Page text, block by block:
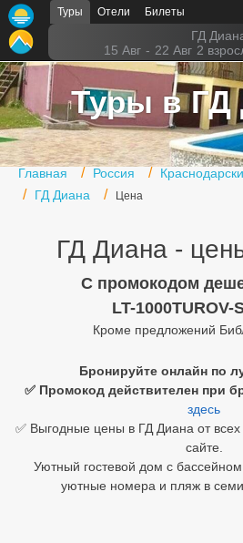
Туры Отели Билеты
ГД
15 Авг - 22 Авг 2
Туры в ГД
Главная Россия
ГД Диана
Цена
ГД Диана -
C промокодом
LT-1000TUROV-
Кроме предложений
Бронируйте онлайн по
✅ Промокод действителен при
здесь
✅ Выгодные цены в ГД Диана от
сайте.
Уютный гостевой дом с
уютные номера и пляж в семи
Главная
Горящие туры
Туры в Турцию
Туры в Египет
Помощь
Подборки отелей